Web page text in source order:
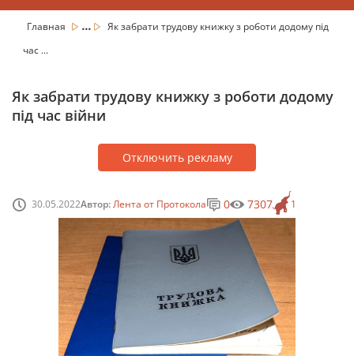
Главная ...
Як забрати трудову книжку з роботи додому під
час ...
Як забрати трудову книжку з роботи додому
під час війни
Отключить рекламу
30.05.2022Автор:Лента от Протокола 1
0 7307